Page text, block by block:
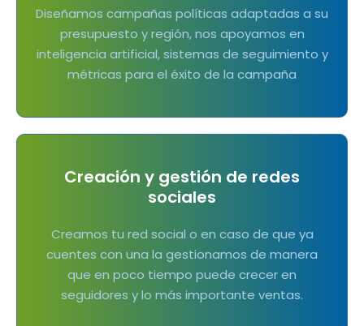
Diseñamos campañas políticas adaptadas a su
presupuesto y región, nos apoyamos en
inteligencia artificial, sistemas de seguimiento y
métricas para el éxito de la campaña
Creación y gestión de redes
sociales
Creamos tu red social o en caso de que ya
cuentes con una la gestionamos de manera
que en poco tiempo puede crecer en
seguidores y lo más importante ventas.